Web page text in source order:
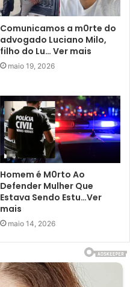
Comunicamos a m0rte do
advogado Luciano Milo,
filho do Lu… Ver mais
maio 19, 2026
Homem é M0rto Ao
Defender Mulher Que
Estava Sendo Estu…Ver
mais
maio 14, 2026